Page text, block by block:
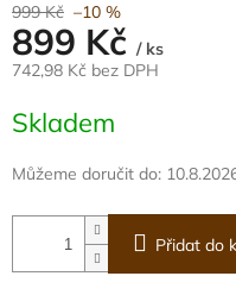
999 Kč –10 %
899 Kč / ks
742,98 Kč bez DPH
cena:
Skladem
Můžeme doručit do:
Přidat do